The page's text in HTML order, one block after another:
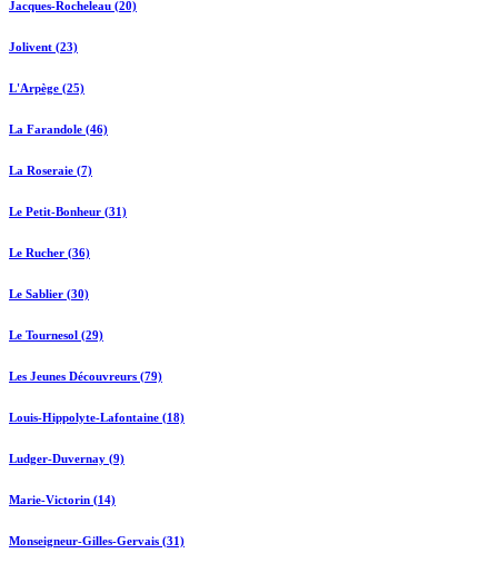
Jacques-Rocheleau (20)
Jolivent (23)
L'Arpège (25)
La Farandole (46)
La Roseraie (7)
Le Petit-Bonheur (31)
Le Rucher (36)
Le Sablier (30)
Le Tournesol (29)
Les Jeunes Découvreurs (79)
Louis-Hippolyte-Lafontaine (18)
Ludger-Duvernay (9)
Marie-Victorin (14)
Monseigneur-Gilles-Gervais (31)